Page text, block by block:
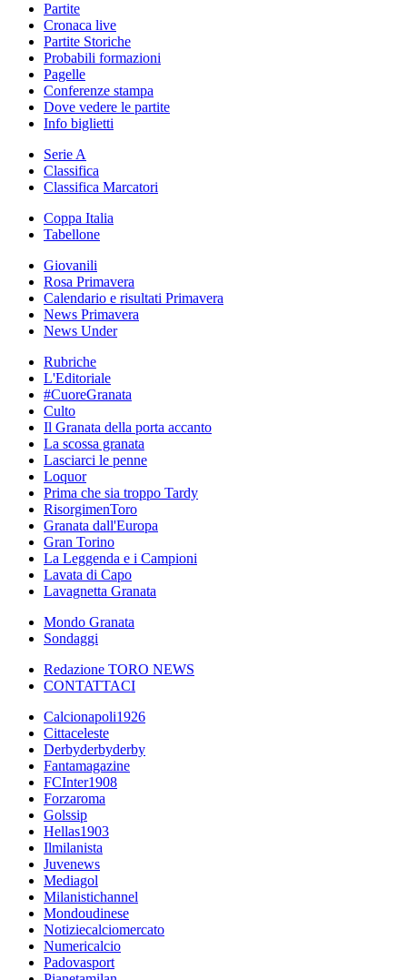
Partite
Cronaca live
Partite Storiche
Probabili formazioni
Pagelle
Conferenze stampa
Dove vedere le partite
Info biglietti
Serie A
Classifica
Classifica Marcatori
Coppa Italia
Tabellone
Giovanili
Rosa Primavera
Calendario e risultati Primavera
News Primavera
News Under
Rubriche
L'Editoriale
#CuoreGranata
Culto
Il Granata della porta accanto
La scossa granata
Lasciarci le penne
Loquor
Prima che sia troppo Tardy
RisorgimenToro
Granata dall'Europa
Gran Torino
La Leggenda e i Campioni
Lavata di Capo
Lavagnetta Granata
Mondo Granata
Sondaggi
Redazione TORO NEWS
CONTATTACI
Calcionapoli1926
Cittaceleste
Derbyderbyderby
Fantamagazine
FCInter1908
Forzaroma
Golssip
Hellas1903
Ilmilanista
Juvenews
Mediagol
Milanistichannel
Mondoudinese
Notiziecalciomercato
Numericalcio
Padovasport